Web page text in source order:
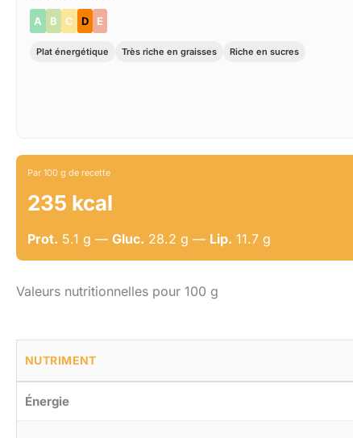
A B C D E
Plat énergétique Très riche en graisses Riche en sucres
Par 100 g de recette
235 kcal
Prot. 5.1 g — Gluc. 28.2 g — Lip. 11.7 g
Valeurs nutritionnelles pour 100 g
NUTRIMENT
Énergie